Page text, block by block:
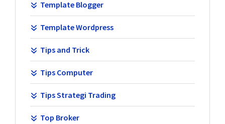
Template Blogger
Template Wordpress
Tips and Trick
Tips Computer
Tips Strategi Trading
Top Broker